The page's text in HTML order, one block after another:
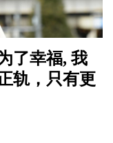
了幸福, 我
轨，只有更